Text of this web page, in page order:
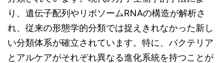
り、遺伝子配列やリボソームRNAの構造が解析さ
れ、従来の形態学的分類では捉えきれなかった新し
い分類体系が確立されています。特に、バクテリア
とアルケアがそれぞれ異なる進化系統を持つことが